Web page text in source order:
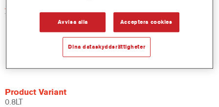
Artikelnummer
WB2060 2.50LI
Produktnummer
Product Variant
0.8LT
Avvisa alla Acceptera cookies
Dina dataskyddsrättigheter